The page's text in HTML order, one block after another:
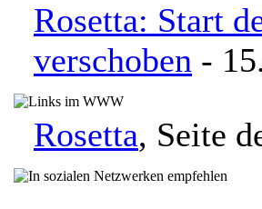
Rosetta: Start
verschoben -
Rosetta, Seite